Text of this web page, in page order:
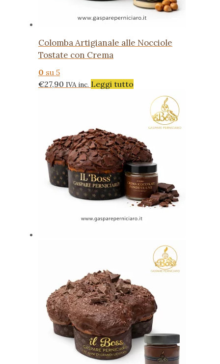
Colomba Artigianale alle Nocciole
Tostate con Crema
0 su 5
€27,90 IVA inc. Leggi tutto